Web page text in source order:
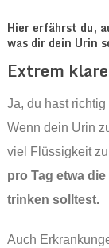
Hier erfährst du,
was dir dein Urin
Extrem
Ja, du hast
Wenn dein Urin
viel Flüssigkeit
pro Tag etwa
trinken solltest.
Auch